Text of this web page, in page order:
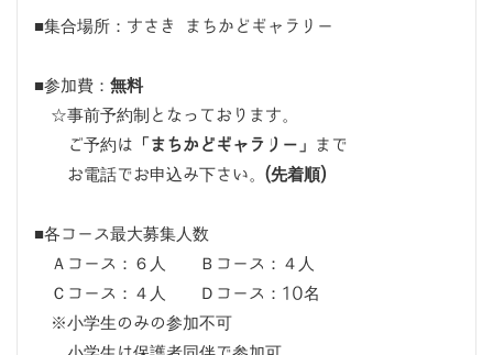
■集合場所：すさき まちかどギャラリー
■参加費： 無料
☆事前予約制となっております。
ご予約は 「まちかどギャラリー」 まで
お電話でお申込み下さい。 (先着順)
■各コース最大募集人数
Ａコース：６人 Ｂコース：４人
Ｃコース：４人 Ｄコース：10名
※小学生のみの参加不可